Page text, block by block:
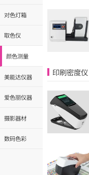
对色灯箱
取色仪
颜色测量
美能达仪器
爱色丽仪器
摄影器材
数码色彩
印刷密度仪